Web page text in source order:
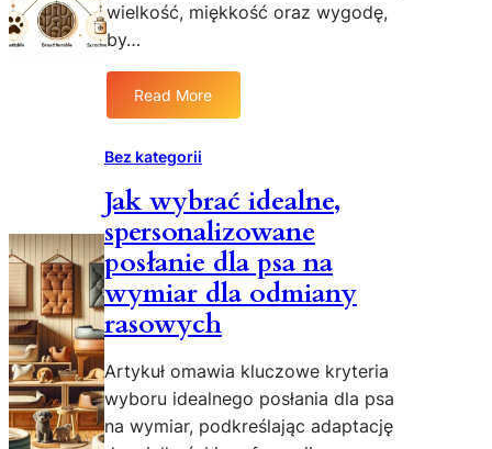
wielkość, miękkość oraz wygodę,
by…
Read More
a
l
e
p
s
z
e
k
o
c
i
Bez kategorii
Jak wybrać idealne,
spersonalizowane
posłanie dla psa na
wymiar dla odmiany
rasowych
Artykuł omawia kluczowe kryteria
wyboru idealnego posłania dla psa
na wymiar, podkreślając adaptację